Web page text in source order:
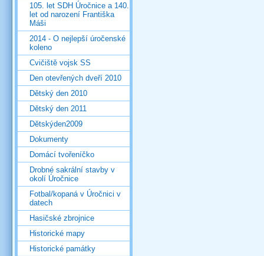
105. let SDH Úročnice a 140.
let od narození Františka
Máši
2014 - O nejlepší úročenské
koleno
Cvičiště vojsk SS
Den otevřených dveří 2010
Dětský den 2010
Dětský den 2011
Dětskýden2009
Dokumenty
Domácí tvořeníčko
Drobné sakrální stavby v
okolí Úročnice
Fotbal/kopaná v Úročnici v
datech
Hasičské zbrojnice
Historické mapy
Historické památky